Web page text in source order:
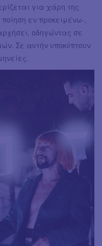
για χάρη της
εν προκειμένω-,
οδηγώντας σε
Σε αυτήν υποκύπτουν